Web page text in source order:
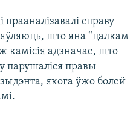
справу
што яна “цалкам
камісія адзначае, што
парушаліся правы
якога ўжо болей